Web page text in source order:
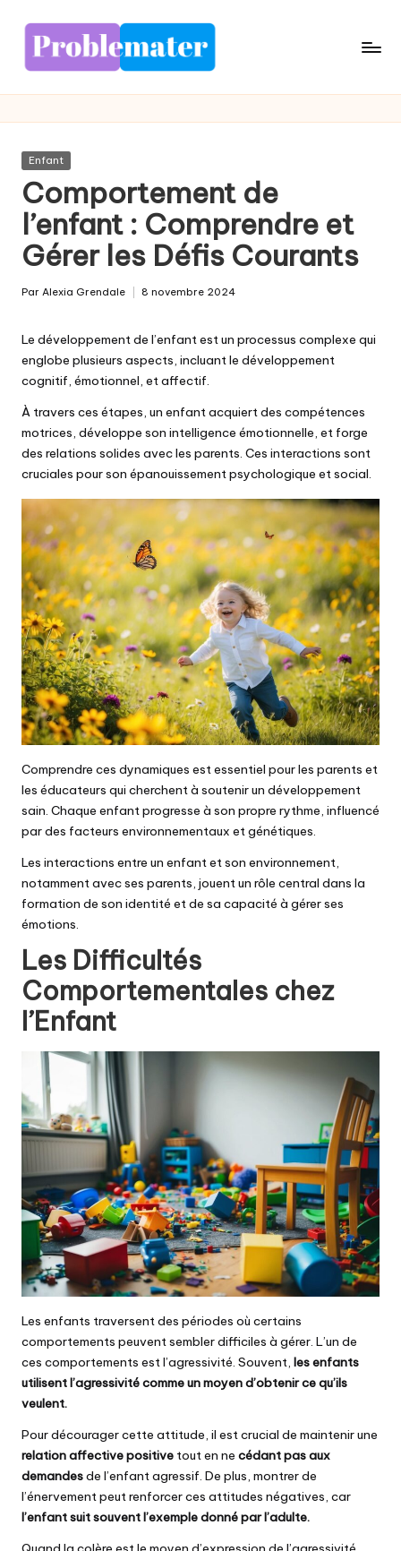
Posted
Enfant
Comportement de
l’enfant : Comprendre et
Gérer les Défis Courants
Par Alexia Grendale 8 novembre 2024
Le développement de l’enfant est un processus complexe qui
englobe plusieurs aspects, incluant le développement
cognitif, émotionnel, et affectif.
À travers ces étapes, un enfant acquiert des compétences
motrices, développe son intelligence émotionnelle, et forge
des relations solides avec les parents. Ces interactions sont
cruciales pour son épanouissement psychologique et social.
Comprendre ces dynamiques est essentiel pour les parents et
les éducateurs qui cherchent à soutenir un développement
sain. Chaque enfant progresse à son propre rythme, influencé
par des facteurs environnementaux et génétiques.
Les interactions entre un enfant et son environnement,
notamment avec ses parents, jouent un rôle central dans la
formation de son identité et de sa capacité à gérer ses
émotions.
Les Difficultés
Comportementales chez
l’Enfant
Les enfants traversent des périodes où certains
comportements peuvent sembler difficiles à gérer. L’un de
ces comportements est l’agressivité. Souvent, les enfants
utilisent l’agressivité comme un moyen d’obtenir ce qu’ils
veulent.
Pour décourager cette attitude, il est crucial de maintenir une
relation affective positive tout en ne cédant pas aux
demandesde l’enfant agressif. De plus, montrer de
l’énervement peut renforcer ces attitudes négatives, car
l’enfant suit souvent l’exemple donné par l’adulte.